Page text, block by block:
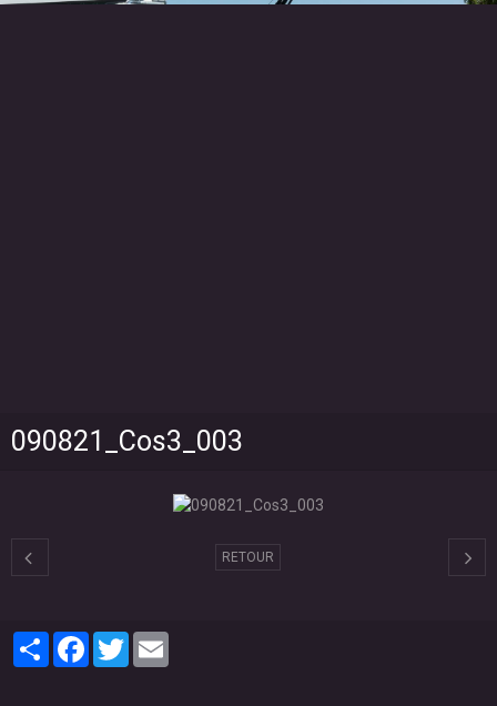
090821_Cos3_003
RETOUR
PartagerFacebook
Twitter